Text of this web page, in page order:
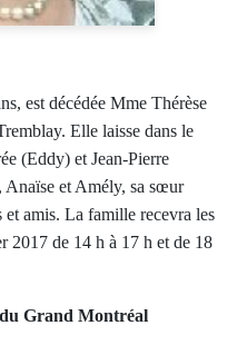
est décédée Mme Thérèse
Elle laisse dans le
(Eddy) et Jean-Pierre
Anaïse et Amély, sa sœur
amis. La famille recevra les
2017 de 14 h à 17 h et de 18
Grand Montréal